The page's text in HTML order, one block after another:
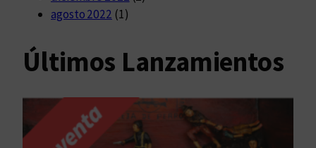
agosto 2022 (1)
Últimos Lanzamientos